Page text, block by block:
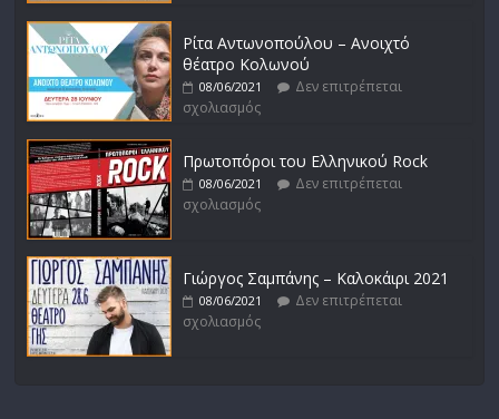
Ρίτα Αντωνοπούλου – Ανοιχτό
θέατρο Κολωνού
08/06/2021
Δεν επιτρέπεται
σχολιασμός
Πρωτοπόροι του Ελληνικού Rock
08/06/2021
Δεν επιτρέπεται
σχολιασμός
Γιώργος Σαμπάνης – Καλοκάιρι 2021
08/06/2021
Δεν επιτρέπεται
σχολιασμός